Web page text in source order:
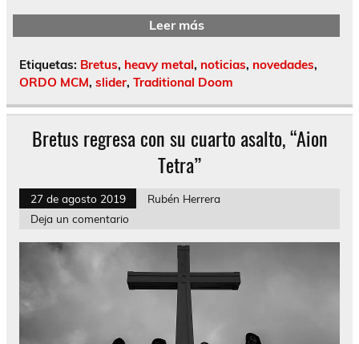
Leer más
Etiquetas: Bretus, heavy metal, noticias, novedades,
ORDO MCM, slider, Traditional Doom
Bretus regresa con su cuarto asalto, “Aion
Tetra”
27 de agosto 2019
Rubén Herrera
Deja un comentario